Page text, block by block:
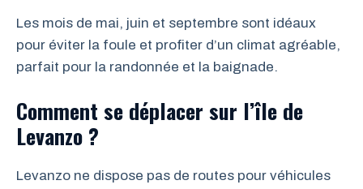
Les mois de mai, juin et septembre sont idéaux
pour éviter la foule et profiter d’un climat agréable,
parfait pour la randonnée et la baignade.
Comment se déplacer sur l’île de
Levanzo ?
Levanzo ne dispose pas de routes pour véhicules